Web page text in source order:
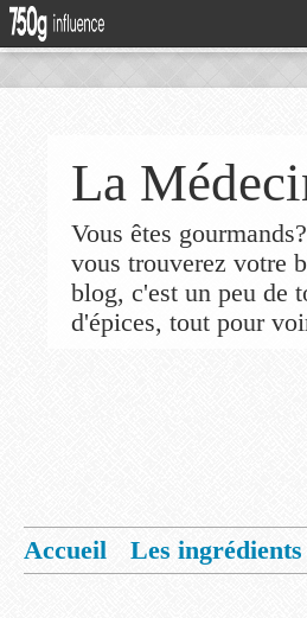
La
Vous êtes
vous trouverez votre
blog, c'est un peu de
d'épices, tout pour
Accueil
Les